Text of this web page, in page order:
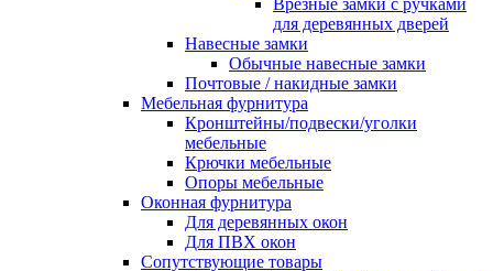
Врезные замки с ручками
для деревянных дверей
Навесные замки
Обычные навесные замки
Почтовые / накидные замки
Мебельная фурнитура
Кронштейны/подвески/уголки
мебельные
Крючки мебельные
Опоры мебельные
Оконная фурнитура
Для деревянных окон
Для ПВХ окон
Сопутствующие товары